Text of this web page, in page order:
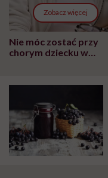
Zobacz więcej
Nie móc zostać przy
chorym dziecku w
może chyba tylko
wyobraźni"